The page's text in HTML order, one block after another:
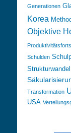
Generationen
Korea
Objektive
Schulden
Strukturwandel
Transformation
USA